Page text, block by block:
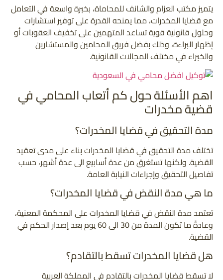
يتميز مكتب العزام والشانف للمحاماة، بخبرة واسعة في التعامل
مع قضايا المخدرات، مما يمنحه القدرة على توفير استشارات
وحلول قانونية قوية تساعد المتهمين على تخفيف العقوبات أو
إظهار البراءة، وذلك بفضل فريق المحامين والمستشارين
والخبراء في مختلف المجالات القانونية.
اهم الأسئلة حول كم أتعاب المحامي في
قضية مخدرات
مدة التحقيق في قضايا المخدرات؟
تختلف مدة التحقيق في قضايا المخدرات بناء على مدى تعقيد
القضية. ولكنها تستغرق من عدة أسابيع الى عدة أشهر، حسب
تفاصيل التحقيق وإجراءات النيابة العامة.
ما هي مدة النقض في قضايا المخدرات؟
تعتمد مدة النقض في قضايا المخدرات على المحكمة المعنية،
وعادةً ما تكون المدة من 30 الى 60 يوم بعد إصدار الحكم في
القضية.
هل قضايا المخدرات تسقط بالتقادم؟
لا تسقط قضايا المخدرات بالتقادم في المملكة العربية